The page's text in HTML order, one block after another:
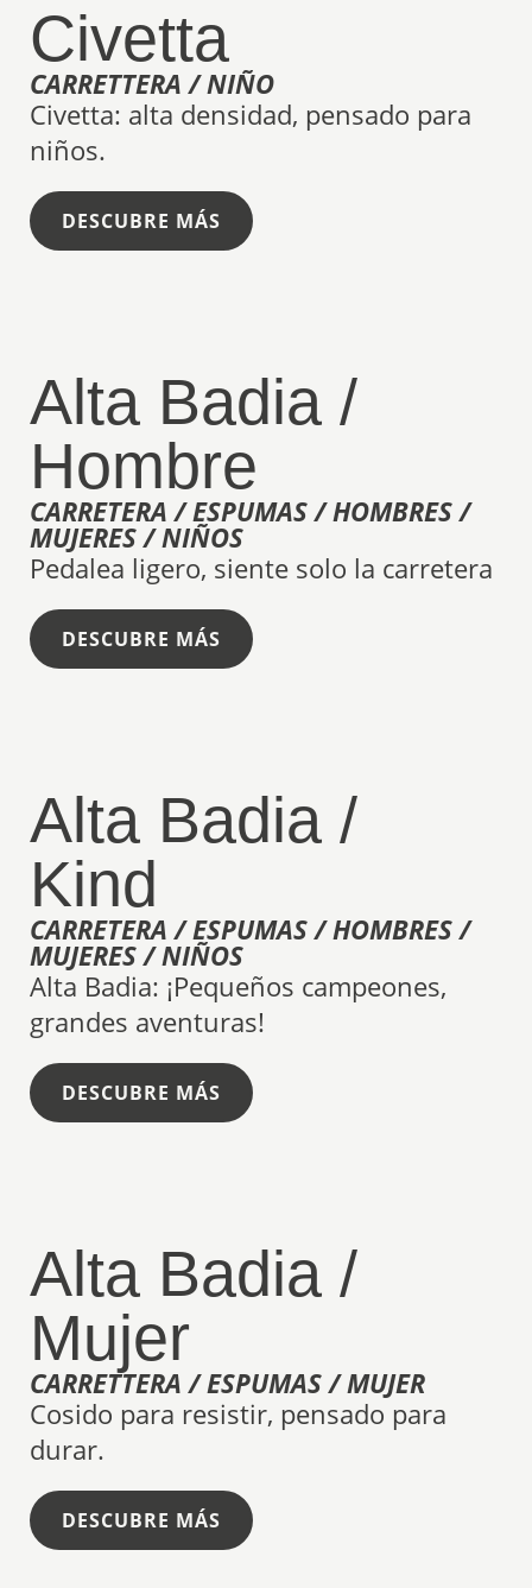
Civetta
CARRETTERA / NIÑO
Civetta: alta densidad, pensado para
niños.
DESCUBRE MÁS
Alta Badia /
Hombre
CARRETERA / ESPUMAS / HOMBRES /
MUJERES / NIÑOS
Pedalea ligero, siente solo la carretera
DESCUBRE MÁS
Alta Badia /
Kind
CARRETERA / ESPUMAS / HOMBRES /
MUJERES / NIÑOS
Alta Badia: ¡Pequeños campeones,
grandes aventuras!
DESCUBRE MÁS
Alta Badia /
Mujer
CARRETTERA / ESPUMAS / MUJER
Cosido para resistir, pensado para
durar.
DESCUBRE MÁS